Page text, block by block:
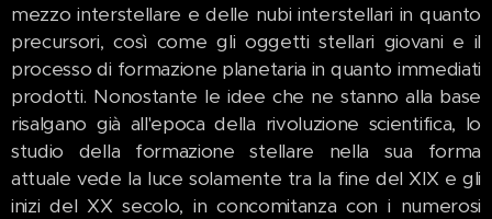
mezzo interstellare e delle nubi interstellari in quanto
precursori, così come gli oggetti stellari giovani e il
processo di formazione planetaria in quanto immediati
prodotti. Nonostante le idee che ne stanno alla base
risalgano già all'epoca della rivoluzione scientifica, lo
studio della formazione stellare nella sua forma
attuale vede la luce solamente tra la fine del XIX e gli
inizi del XX secolo, in concomitanza con i numerosi